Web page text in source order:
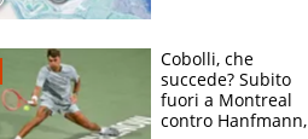
Cobolli, che
succede? Subito
fuori a Montreal
contro Hanfmann,